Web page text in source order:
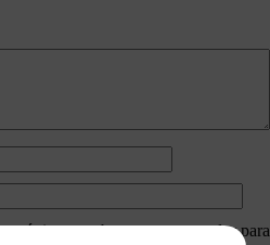
y web en este navegador para